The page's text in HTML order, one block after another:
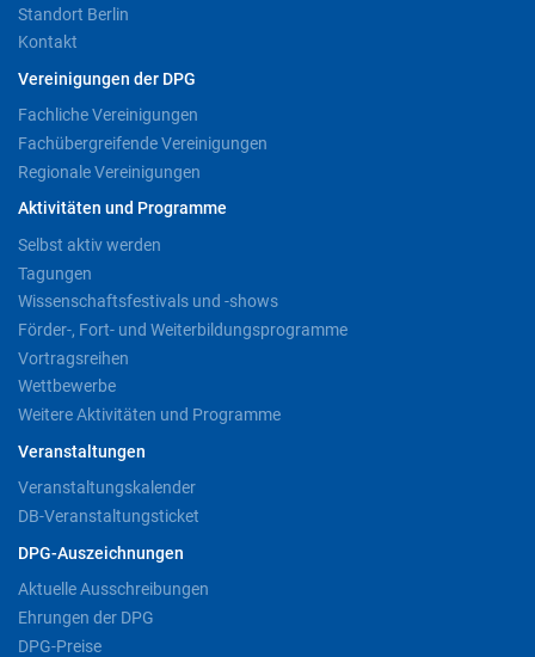
Standort Berlin
Kontakt
Vereinigungen der DPG
Fachliche Vereinigungen
Fachübergreifende Vereinigungen
Regionale Vereinigungen
Aktivitäten und Programme
Selbst aktiv werden
Tagungen
Wissenschaftsfestivals und -shows
Förder-, Fort- und Weiterbildungsprogramme
Vortragsreihen
Wettbewerbe
Weitere Aktivitäten und Programme
Veranstaltungen
Veranstaltungskalender
DB-Veranstaltungsticket
DPG-Auszeichnungen
Aktuelle Ausschreibungen
Ehrungen der DPG
DPG-Preise